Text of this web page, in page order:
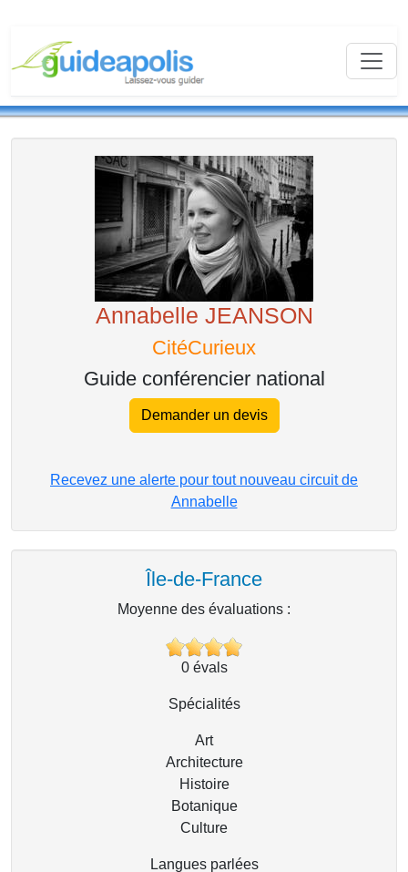
Annabelle JEANSON
CitéCurieux
Guide conférencier national
Demander un devis
Recevez une alerte pour tout nouveau circuit de
Annabelle
Île-de-France
Moyenne des évaluations :
0évals
Spécialités
Art
Architecture
Histoire
Botanique
Culture
Langues parlées